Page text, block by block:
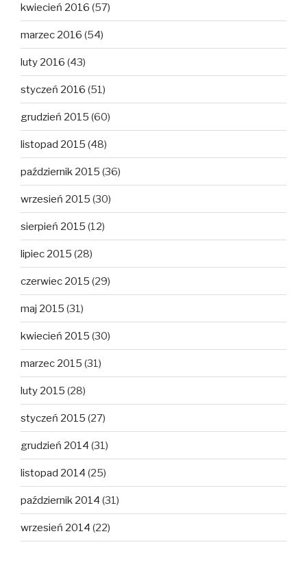
kwiecień 2016 (57)
marzec 2016 (54)
luty 2016 (43)
styczeń 2016 (51)
grudzień 2015 (60)
listopad 2015 (48)
październik 2015 (36)
wrzesień 2015 (30)
sierpień 2015 (12)
lipiec 2015 (28)
czerwiec 2015 (29)
maj 2015 (31)
kwiecień 2015 (30)
marzec 2015 (31)
luty 2015 (28)
styczeń 2015 (27)
grudzień 2014 (31)
listopad 2014 (25)
październik 2014 (31)
wrzesień 2014 (22)